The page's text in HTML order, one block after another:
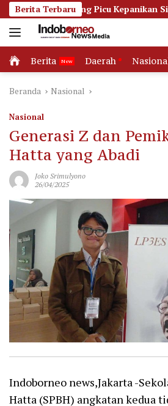
Langsung
ke
konten
Berita Terbaru
Picu Kepanikan Siswa
Home
Berita Daerah
Beranda Nasional
Nasional
Generasi Z dan
Hatta yang Abadi
Joko Srimulyono
26/04/2025
Indoborneo news,Jakarta -
Hatta (SPBH) angkatan kedua